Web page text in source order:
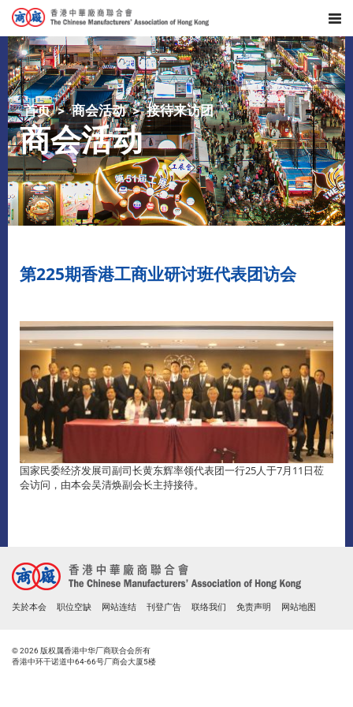
首页 商会活动 接待来访团
商会活动
第225期香港工商业研讨班代表团访会
国家民委经济发展司副司长黄东辉率领代表团一行25人于7月11日莅
会访问，由本会吴清焕副会长主持接待。
关於本会 职位空缺 网站连结 刊登广告 联络我们 免责声明 网站地图
© 2026 版权属香港中华厂商联合会所有
香港中环干诺道中64-66号厂商会大厦5楼